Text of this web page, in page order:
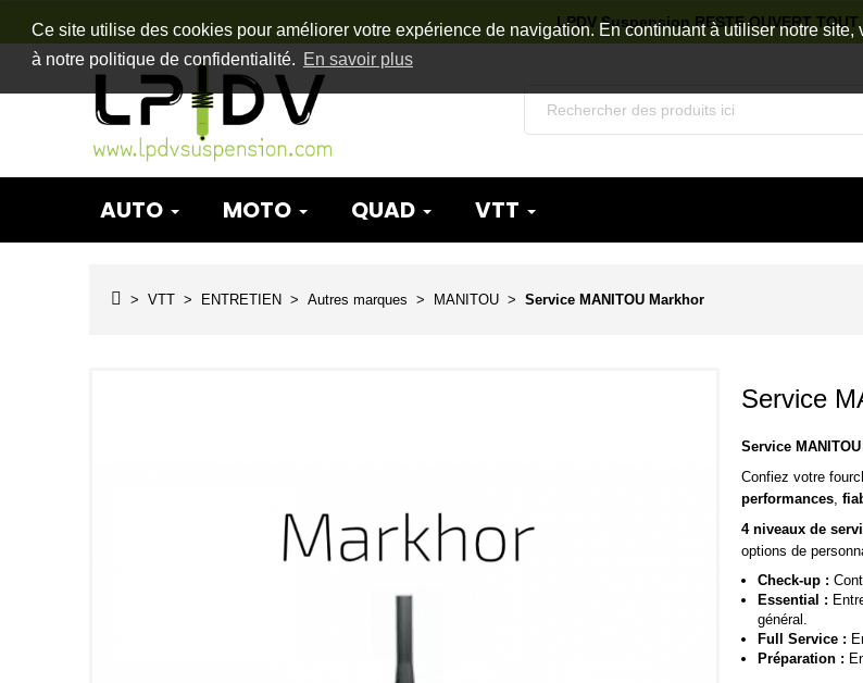
Ce site utilise des cookies pour améliorer votre expérience de navigation. En continuant à utiliser notre
à notre politique de confidentialité. En savoir plus
LPDV Suspension RESTE OUVERT TOUT
AUTO MOTO QUAD VTT
VTT ENTRETIEN Autres marques MANITOU Service MANITOU Markhor
Service
Service
Confiez votre
performances
4 niveaux de
options de
Check-up :
Essential :
général.
Full Service :
Préparation :